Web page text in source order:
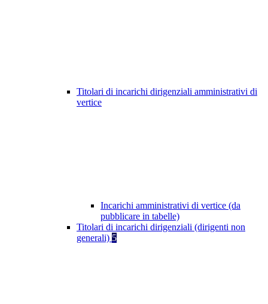
Titolari di incarichi dirigenziali amministrativi di
vertice
Incarichi amministrativi di vertice (da
pubblicare in tabelle)
Titolari di incarichi dirigenziali (dirigenti non
generali) 5